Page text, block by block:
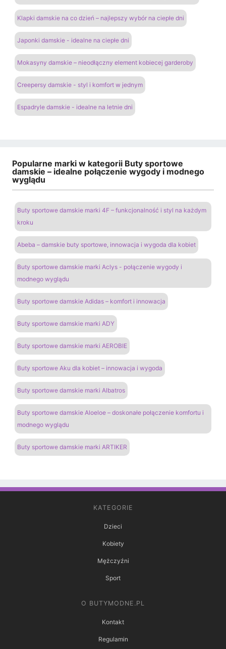
Klapki damskie na co dzień – najlepszy wybór na ciepłe dni
Japonki damskie - idealne na ciepłe dni
Mokasyny damskie – nieodłączny element kobiecej garderoby
Creepersy damskie - styl i komfort w jednym
Espadryle damskie - idealne na letnie dni
Popularne marki w kategorii Buty sportowe
damskie – idealne połączenie wygody i modnego
wyglądu
Buty sportowe damskie marki 4F – funkcjonalność i styl na każdym
kroku
Abeba – damskie buty sportowe, innowacja i wygoda dla kobiet
Buty sportowe damskie marki Aclys - połączenie wygody i
modnego wyglądu
Buty sportowe damskie Adidas – komfort i innowacja
Buty sportowe damskie marki ADY
Buty sportowe damskie marki AEROBIE
Buty sportowe Aku dla kobiet – innowacja i wygoda
Buty sportowe damskie marki Albatros
Buty sportowe damskie Aloeloe – doskonałe połączenie komfortu i
modnego wyglądu
Buty sportowe damskie marki ARTIKER
KATEGORIE
Dzieci
Kobiety
Mężczyźni
Sport
O BUTYMODNE.PL
Kontakt
Regulamin